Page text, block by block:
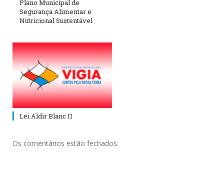
Plano Municipal de
Segurança Alimentar e
Nutricional Sustentável
Lei Aldir Blanc II
Os comentários estão fechados.